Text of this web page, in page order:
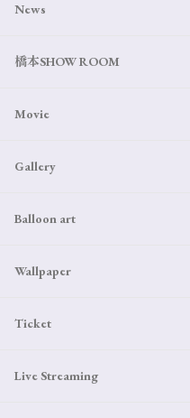
News
橋本SHOW ROOM
Movie
Gallery
Balloon art
Wallpaper
Ticket
Live Streaming